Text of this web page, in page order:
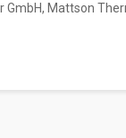
GmbH, Mattson